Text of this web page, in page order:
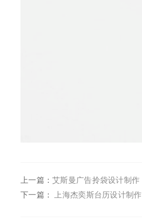
上一篇：艾斯曼广告拎袋设计制作
下一篇：上海杰奕斯台历设计制作